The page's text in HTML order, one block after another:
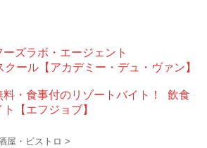
ズラボ・エージェント
ール【アカデミー・デュ・ヴァン】
・食事付のリゾートバイト！
飲食
【エフジョブ】
屋・ビストロ >